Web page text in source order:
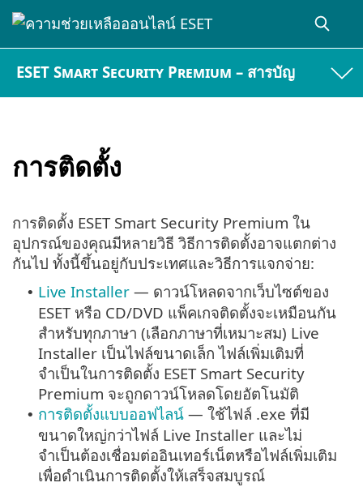
ESET Smart Security Premium – สารบัญ
การติดตั้ง
การติดตั้ง ESET Smart Security Premium ใน
อุปกรณ์ของคุณมีหลายวิธี วิธีการติดตั้งอาจแตกต่าง
กันไป ทั้งนี้ขึ้นอยู่กับประเทศและวิธีการแจกจ่าย:
• Live Installer — ดาวน์โหลดจากเว็บไซต์ของ
ESET หรือ CD/DVD แพ็คเกจติดตั้งจะเหมือนกัน
สำหรับทุกภาษา (เลือกภาษาที่เหมาะสม) Live
Installer เป็นไฟล์ขนาดเล็ก ไฟล์เพิ่มเติมที่
จำเป็นในการติดตั้ง ESET Smart Security
Premium จะถูกดาวน์โหลดโดยอัตโนมัติ
• การติดตั้งแบบออฟไลน์ — ใช้ไฟล์ .exe ที่มี
ขนาดใหญ่กว่าไฟล์ Live Installer และไม่
จำเป็นต้องเชื่อมต่ออินเทอร์เน็ตหรือไฟล์เพิ่มเติม
เพื่อดำเนินการติดตั้งให้เสร็จสมบูรณ์